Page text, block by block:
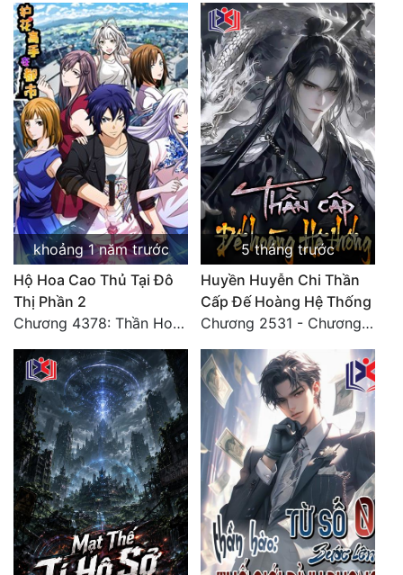
khoảng 1 năm trước
Hộ Hoa Cao Thủ Tại Đô
Thị Phần 2
Chương 4378: Thần Hoàng Hạ Thiên (Đại kết cục) (03)
5 tháng trước
Huyền Huyễn Chi Thần
Cấp Đế Hoàng Hệ Thống
Chương 2531 - Chương cuối